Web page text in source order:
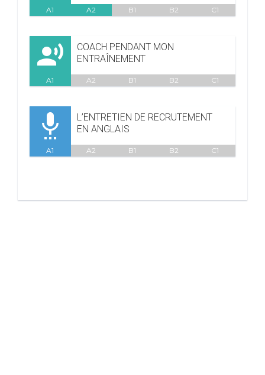
A1 A2 B1 B2 C1

COACH PENDANT MON
ENTRAÎNEMENT
A1 A2 B1 B2 C1

L’ENTRETIEN DE RECRUTEMENT
EN ANGLAIS
A1 A2 B1 B2 C1